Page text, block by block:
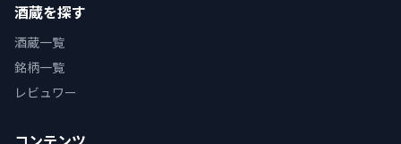
酒蔵を探す
酒蔵一覧
銘柄一覧
レビュワー